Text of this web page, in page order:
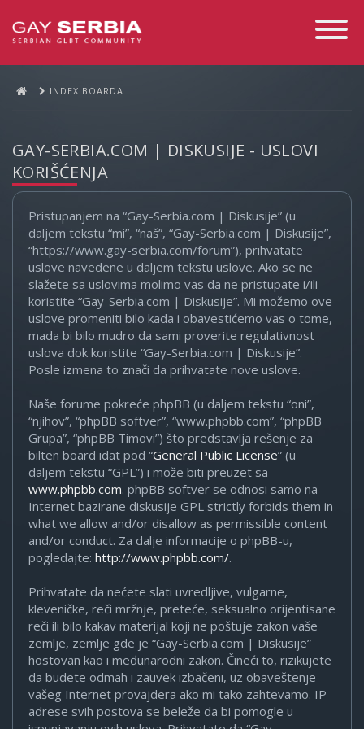
Toggle
INDEX BOARDA
GAY-SERBIA.COM | DISKUSIJE - USLOVI
KORIŠĆENJA
Pristupanjem na “Gay-Serbia.com | Diskusije” (u
daljem tekstu “mi”, “naš”, “Gay-Serbia.com | Diskusije”,
“https://www.gay-serbia.com/forum”), prihvatate
uslove navedene u daljem tekstu uslove. Ako se ne
slažete sa uslovima molimo vas da ne pristupate i/ili
koristite “Gay-Serbia.com | Diskusije”. Mi možemo ove
uslove promeniti bilo kada i obavestićemo vas o tome,
mada bi bilo mudro da sami proverite regulativnost
uslova dok koristite “Gay-Serbia.com | Diskusije”.
Posle izmena to znači da prihvatate nove uslove.
Naše forume pokreće phpBB (u daljem tekstu “oni”,
“njihov”, “phpBB softver”, “www.phpbb.com”, “phpBB
Grupa”, “phpBB Timovi”) što predstavlja rešenje za
bilten board idat pod “General Public License” (u
daljem tekstu “GPL”) i može biti preuzet sa
www.phpbb.com. phpBB softver se odnosi samo na
Internet bazirane diskusije GPL strictly forbids them in
what we allow and/or disallow as permissible content
and/or conduct. Za dalje informacije o phpBB-u,
pogledajte: http://www.phpbb.com/.
Prihvatate da nećete slati uvredljive, vulgarne,
kleveničke, reči mržnje, preteće, seksualno orijentisane
reči ili bilo kakav materijal koji ne poštuje zakon vaše
zemlje, zemlje gde je “Gay-Serbia.com | Diskusije”
hostovan kao i međunarodni zakon. Čineći to, rizikujete
da budete odmah i zauvek izbačeni, uz obaveštenje
vašeg Internet provajdera ako mi tako zahtevamo. IP
adrese svih postova se beleže da bi pomogle u